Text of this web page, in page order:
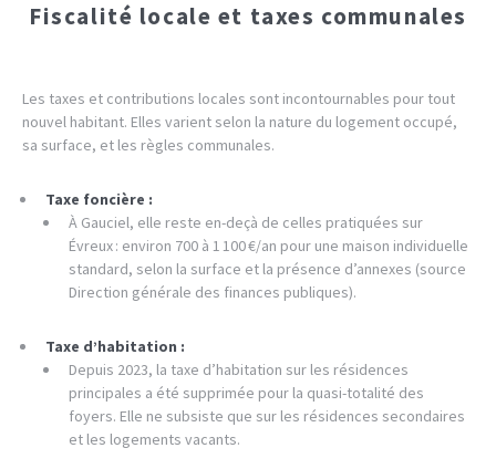
Fiscalité locale et taxes communales
Les taxes et contributions locales sont incontournables pour tout
nouvel habitant. Elles varient selon la nature du logement occupé,
sa surface, et les règles communales.
Taxe foncière :
À Gauciel, elle reste en-deçà de celles pratiquées sur
Évreux : environ 700 à 1 100 €/an pour une maison individuelle
standard, selon la surface et la présence d’annexes (source
Direction générale des finances publiques).
Taxe d’habitation :
Depuis 2023, la taxe d’habitation sur les résidences
principales a été supprimée pour la quasi-totalité des
foyers. Elle ne subsiste que sur les résidences secondaires
et les logements vacants.